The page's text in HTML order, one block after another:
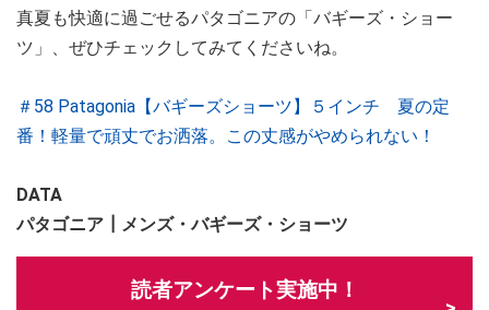
真夏も快適に過ごせるパタゴニアの「バギーズ・ショー
ツ」、ぜひチェックしてみてくださいね。
＃58 Patagonia【バギーズショーツ】５インチ 夏の定
番！軽量で頑丈でお洒落。この丈感がやめられない！
DATA
パタゴニア┃メンズ・バギーズ・ショーツ
読者アンケート実施中！